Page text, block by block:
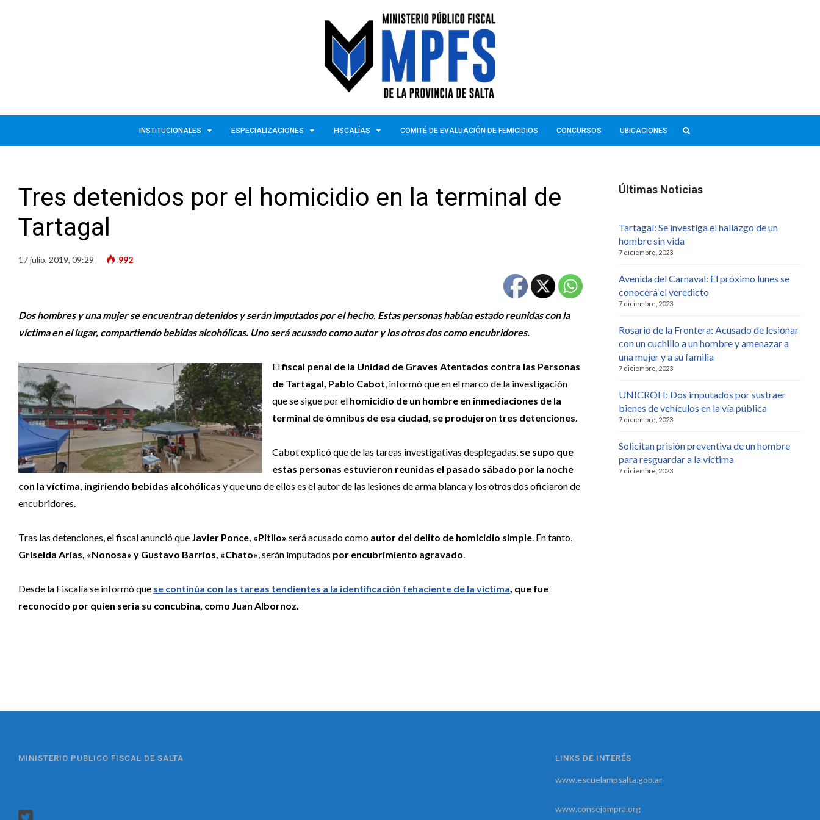
INSTITUCIONALES ESPECIALIZACIONES FISCALÍAS COMITÉ DE EVALUACIÓN DE FEMICIDIOS CONCURSOS UBICACIONES
Tres detenidos por el homicidio en la terminal de
Tartagal
17 julio, 2019, 09:29 992
Dos hombres y una mujer se encuentran detenidos y serán imputados por el hecho. Estas personas habían estado reunidas con la
víctima en el lugar, compartiendo bebidas alcohólicas. Uno será acusado como autor y los otros dos como encubridores.
Elfiscal penal de la Unidad de Graves Atentados contra las Personas
de Tartagal, Pablo Cabot , informó que en el marco de la investigación
que se sigue por el homicidio de un hombre en inmediaciones de la
terminal de ómnibus de esa ciudad, se produjeron tres detenciones
Cabot explicó que de las tareas investigativas desplegadas, se supo que
estas personas estuvieron reunidas el pasado sábado por la noche
con la víctima, ingiriendo bebidas alcohólicas y que uno de ellos es el autor de las lesiones de arma blanca y los otros dos oficiaron de
encubridores.
Tras las detenciones, el fiscal anunció que Javier Ponce, «Pitilo» será acusado como autor del delito de homicidio simple . En tanto,
Griselda Arias, «Nonosa» y Gustavo Barrios, «Chato» , serán imputados por encubrimiento agravado
Desde la Fiscalía se informó que se continúa con las tareas tendientes a la identificación fehaciente de la víctima , que fue
reconocido por quien sería su concubina, como Juan Albornoz.
Últimas Noticias
Tartagal: Se investiga el hallazgo de un
hombre sin vida
7 diciembre, 2023
Avenida del Carnaval: El próximo lunes se
conocerá el veredicto
7 diciembre, 2023
Rosario de la Frontera: Acusado de lesionar
con un cuchillo a un hombre y amenazar a
una mujer y a su familia
7 diciembre, 2023
UNICROH: Dos imputados por sustraer
bienes de vehículos en la vía pública
7 diciembre, 2023
Solicitan prisión preventiva de un hombre
para resguardar a la víctima
7 diciembre, 2023
MINISTERIO PUBLICO FISCAL DE SALTA LINKS DE INTERÉS
www.escuelampsalta.gob.ar
www.consejompra.org